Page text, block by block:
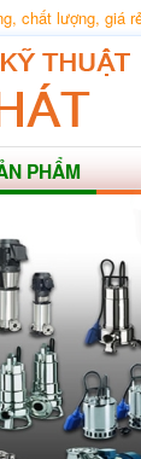
chất lượng, giá
PHẨM